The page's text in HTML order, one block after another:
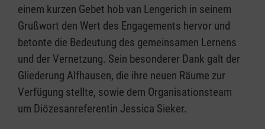
einem kurzen Gebet hob van Lengerich in seinem
Grußwort den Wert des Engagements hervor und
betonte die Bedeutung des gemeinsamen Lernens
und der Vernetzung. Sein besonderer Dank galt der
Gliederung Alfhausen, die ihre neuen Räume zur
Verfügung stellte, sowie dem Organisationsteam
um Diözesanreferentin Jessica Sieker.